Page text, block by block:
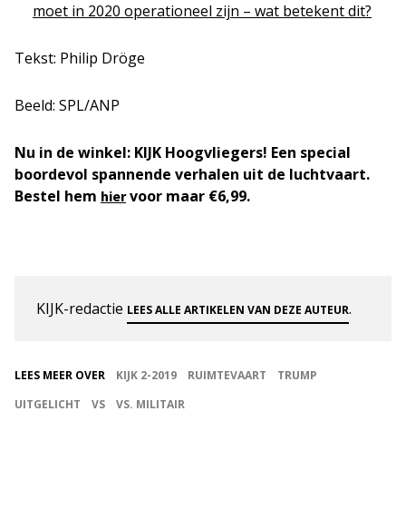
moet in 2020 operationeel zijn – wat betekent dit?
Tekst: Philip Dröge
Beeld: SPL/ANP
Nu in de winkel: KIJK Hoogvliegers! Een special
boordevol spannende verhalen uit de luchtvaart.
Bestel hem hiervoor maar €6,99.
KIJK-redactie LEES ALLE ARTIKELEN VAN DEZE AUTEUR.
LEES MEER OVER KIJK 2-2019 RUIMTEVAART
TRUMP
UITGELICHT
VS VS. MILITAIR